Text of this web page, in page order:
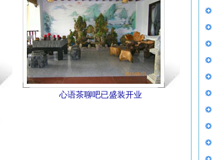
心语茶聊吧已盛装开业